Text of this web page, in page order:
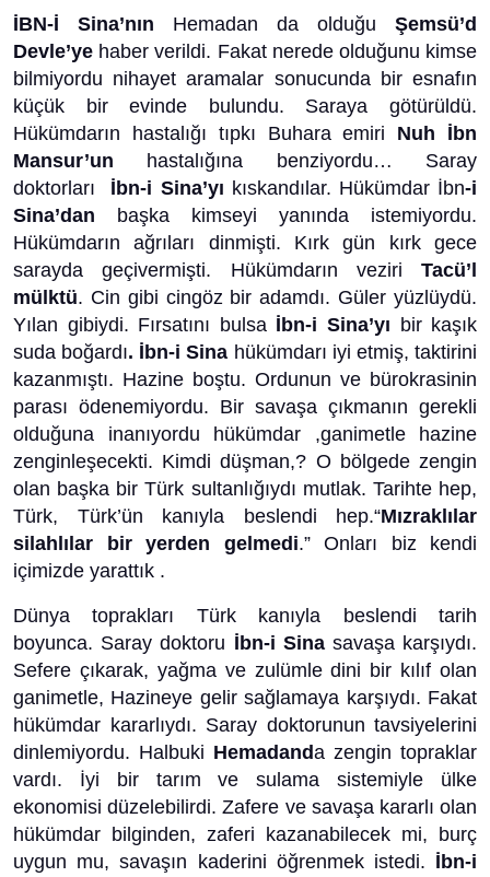
İBN-İ Sina’nın Hemadan da olduğuŞemsü’d
Devle’ye haber verildi. Fakat nerede olduğunu kimse
bilmiyordu nihayet aramalar sonucunda bir esnafın
küçük bir evinde bulundu. Saraya götürüldü.
Hükümdarın hastalığı tıpkı Buhara emiri Nuh İbn
Mansur’un hastalığına benziyordu… Saray
doktorları İbn-i Sina’yı kıskandılar. Hükümdar İbn-i
Sina’dan başka kimseyi yanında istemiyordu.
Hükümdarın ağrıları dinmişti. Kırk gün kırk gece
sarayda geçivermişti. Hükümdarın veziriTacü’l
mülktü. Cin gibi cingöz bir adamdı. Güler yüzlüydü.
Yılan gibiydi. Fırsatını bulsa İbn-i Sina’yı bir kaşık
suda boğardı. İbn-i Sina hükümdarı iyi etmiş, taktirini
kazanmıştı. Hazine boştu. Ordunun ve bürokrasinin
parası ödenemiyordu. Bir savaşa çıkmanın gerekli
olduğuna inanıyordu hükümdar ,ganimetle hazine
zenginleşecekti. Kimdi düşman,? O bölgede zengin
olan başka bir Türk sultanlığıydı mutlak. Tarihte hep,
Türk, Türk’ün kanıyla beslendi hep.“Mızraklılar
silahlılar bir yerden gelmedi.” Onları biz kendi
içimizde yarattık .
Dünya toprakları Türk kanıyla beslendi tarih
boyunca. Saray doktoru İbn-i Sinasavaşa karşıydı.
Sefere çıkarak, yağma ve zulümle dini bir kılıf olan
ganimetle, Hazineye gelir sağlamaya karşıydı. Fakat
hükümdar kararlıydı. Saray doktorunun tavsiyelerini
dinlemiyordu. Halbuki Hemadanda zengin topraklar
vardı. İyi bir tarım ve sulama sistemiyle ülke
ekonomisi düzelebilirdi. Zafere ve savaşa kararlı olan
hükümdar bilginden, zaferi kazanabilecek mi, burç
uygun mu, savaşın kaderini öğrenmek istedi. İbn-i